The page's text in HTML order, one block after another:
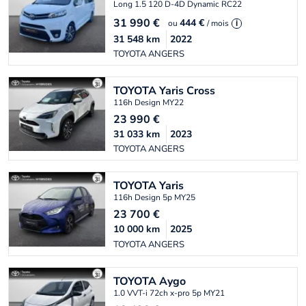
Long 1.5 120 D-4D Dynamic RC22
31 990 € ou 444 € / mois i
TOYOTA ANGERS
31 548 km 2022
TOYOTAYaris Cross
116h Design MY22
23 990 €
TOYOTA ANGERS
31 033 km 2023
TOYOTAYaris
116h Design 5p MY25
23 700 €
TOYOTA ANGERS
10 000 km 2025
TOYOTAAygo
1.0 VVT-i 72ch x-pro 5p MY21